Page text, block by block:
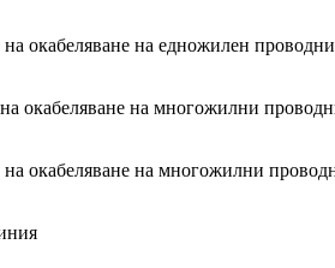
окабеляване на едножилен
окабеляване на многожилни
окабеляване на многожилни